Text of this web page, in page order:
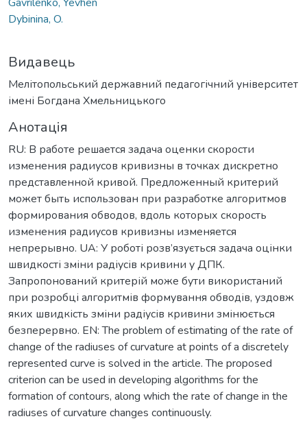
Dybinina, O.
Видавець
Мелітопольський державний педагогічний університет
імені Богдана Хмельницького
Анотація
RU: В работе решается задача оценки скорости
изменения радиусов кривизны в точках дискретно
представленной кривой. Предложенный критерий
может быть использован при разработке алгоритмов
формирования обводов, вдоль которых скорость
изменения радиусов кривизны изменяется
непрерывно. UA: У роботі розв’язується задача оцінки
швидкості зміни радіусів кривини у ДПК.
Запропонований критерій може бути використаний
при розробці алгоритмів формування обводів, уздовж
яких швидкість зміни радіусів кривини змінюється
безперервно. EN: The problem of estimating of the rate of
change of the radiuses of curvature at points of a discretely
represented curve is solved in the article. The proposed
criterion can be used in developing algorithms for the
formation of contours, along which the rate of change in the
radiuses of curvature changes continuously.